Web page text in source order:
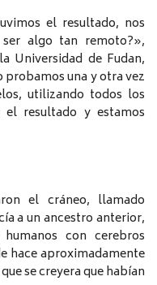
el resultado, nos
algo tan remoto?»,
Universidad de Fudan,
una y otra vez
utilizando todos los
resultado y estamos
el cráneo, llamado
a un ancestro anterior,
con cerebros
hace aproximadamente
se creyera que habían